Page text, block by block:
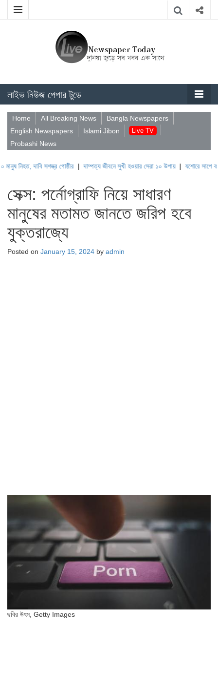
লাইভ নিউজ পেপার টুডে
Home All Breaking News
Bangla Newspapers
English Newspapers
Islami Jibon Live TV
Probashi News
দাবি সশস্ত্র গোষ্ঠীর|দাম্পত্য জীবনে সুখী হওয়ার সেরা ১০ উপায়|যশোরে সাপে কাটায়
সেক্স: পর্নোগ্রাফি নিয়ে সাধারণ
মানুষের মতামত জানতে জরিপ হবে
যুক্তরাজ্যে
Posted on January 15, 2024 by admin
ছবির উৎস, Getty Images